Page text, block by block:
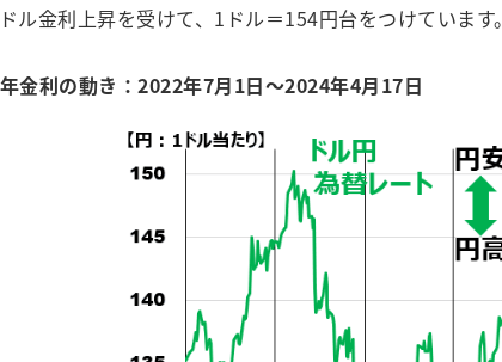
金利上昇を受けて、1ドル＝154円台をつけています。
金利の動き：2022年7月1日～2024年4月17日